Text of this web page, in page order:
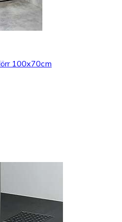
100x70cm